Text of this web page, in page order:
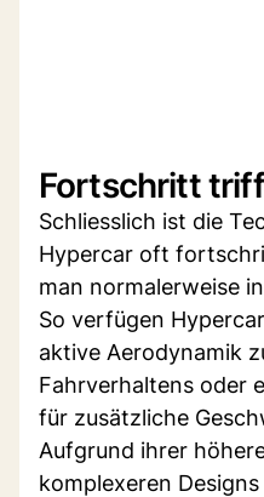
Fortschritt
Schliesslich ist die
Hypercar oft
man normalerweise
So verfügen
aktive Aerodynamik
Fahrverhaltens oder
für zusätzliche
Aufgrund ihrer
komplexeren